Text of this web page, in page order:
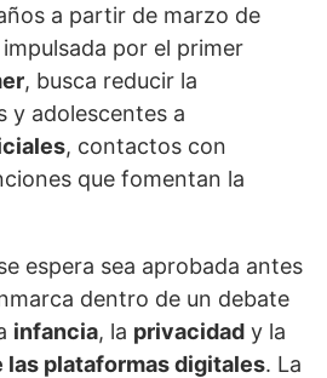
a partir de marzo de
por el primer
, busca reducir la
y adolescentes a
, contactos con
que fomentan la
espera sea aprobada antes
dentro de un debate
infancia, la privacidad y la
las plataformas digitales. La